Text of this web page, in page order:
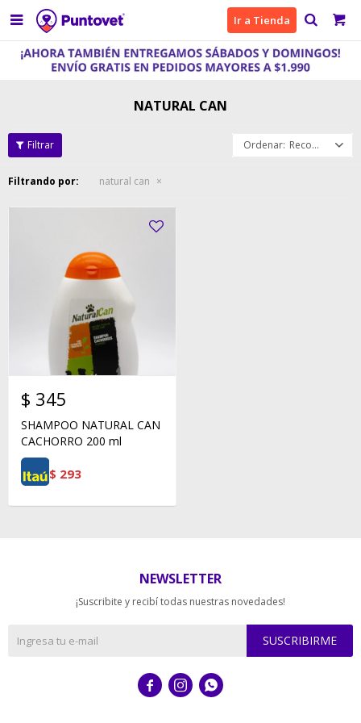
 Ir a Tienda
NATURAL CAN
Recomendados
Filtrando por: natural can
$ 345
SHAMPOO NATURAL CAN
CACHORRO 200 ml
$ 293
NEWSLETTER
¡Suscribite y recibí todas nuestras novedades!
SUSCRIBIRME
  